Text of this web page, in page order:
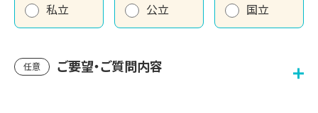
私立 公立 国立
任意 ご要望・ご質問内容